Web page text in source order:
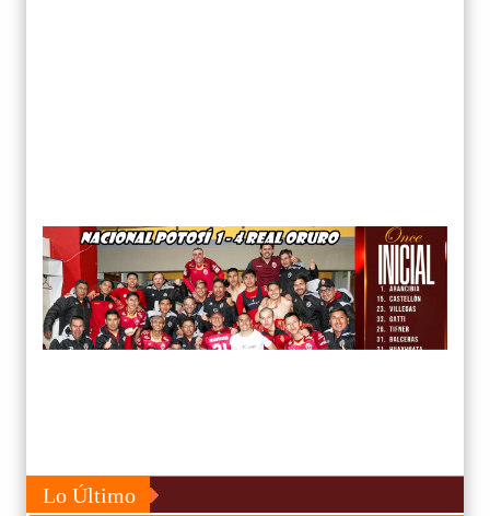
Lo Último